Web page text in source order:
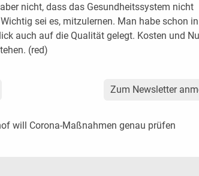
aber nicht, dass das Gesundheitssystem nicht
sei es, mitzulernen. Man habe schon
auch auf die Qualität gelegt. Kosten und
(red)
Zum Newsletter
will Corona-Maßnahmen genau prüfen